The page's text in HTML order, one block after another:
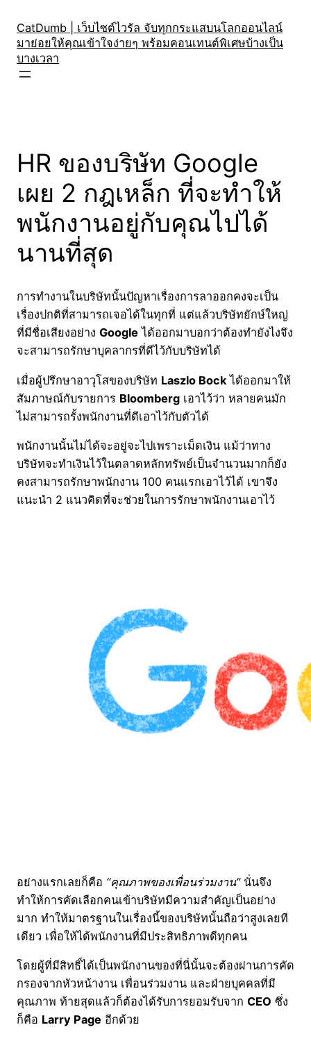
content
CatDumb | เว็บไซต์ไวรัล จับทุกกระแสบนโลกออนไลน์
มาย่อยให้คุณเข้าใจง่ายๆ พร้อมคอนเทนต์พิเศษบ้างเป็น
บางเวลา
HR ของบริษัท Google
เผย 2 กฎเหล็ก ที่จะทำให้
พนักงานอยู่กับคุณไปได้
นานที่สุด
การทำงานในบริษัทนั้นปัญหาเรื่องการลาออกคงจะเป็น
เรื่องปกติที่สามารถเจอได้ในทุกที่ แต่แล้วบริษัทยักษ์ใหญ่
ที่มีชื่อเสียงอย่าง Google ได้ออกมาบอกว่าต้องทำยังไงจึง
จะสามารถรักษาบุคลากรที่ดีไว้กับบริษัทได้
เมื่อผู้ปรึกษาอาวุโสของบริษัท Laszlo Bock ได้ออกมาให้
สัมภาษณ์กับรายการ Bloomberg เอาไว้ว่า หลายคนมัก
ไม่สามารถรั้งพนักงานที่ดีเอาไว้กับตัวได้
พนักงานนั้นไม่ได้จะอยู่จะไปเพราะเม็ดเงิน แม้ว่าทาง
บริษัทจะทำเงินไว้ในตลาดหลักทรัพย์เป็นจำนวนมากก็ยัง
คงสามารถรักษาพนักงาน 100 คนแรกเอาไว้ได้ เขาจึง
แนะนำ 2 แนวคิดที่จะช่วยในการรักษาพนักงานเอาไว้
อย่างแรกเลยก็คือ “คุณภาพของเพื่อนร่วมงาน”นั่นจึง
ทำให้การคัดเลือกคนเข้าบริษัทมีความสำคัญเป็นอย่าง
มาก ทำให้มาตรฐานในเรื่องนี้ของบริษัทนั้นถือว่าสูงเลยที
เดียว เพื่อให้ได้พนักงานที่มีประสิทธิภาพดีทุกคน
โดยผู้ที่มีสิทธิ์ได้เป็นพนักงานของที่นี่นั้นจะต้องผ่านการคัด
กรองจากหัวหน้างาน เพื่อนร่วมงาน และฝ่ายบุคคลที่มี
คุณภาพ ท้ายสุดแล้วก็ต้องได้รับการยอมรับจาก CEO ซึ่ง
ก็คือ Larry Page อีกด้วย